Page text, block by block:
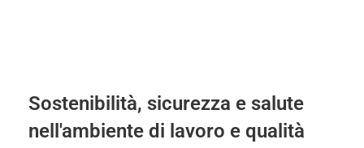
Sostenibilità, sicurezza e salute
nell'ambiente di lavoro e qualità